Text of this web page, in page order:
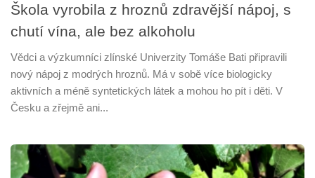
Škola vyrobila z hroznů zdravější nápoj, s
chutí vína, ale bez alkoholu
Vědci a výzkumníci zlínské Univerzity Tomáše Bati připravili
nový nápoj z modrých hroznů. Má v sobě více biologicky
aktivních a méně syntetických látek a mohou ho pít i děti. V
Česku a zřejmě ani...